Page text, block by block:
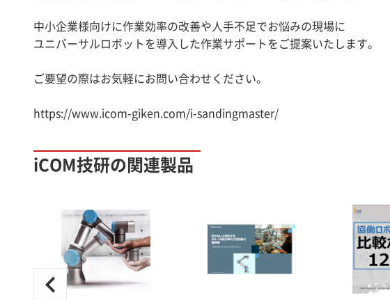
中小企業様向けに作業効率の改善や人手不足でお悩みの現場に
ユニバーサルロボットを導入した作業サポートをご提案いたします。
ご要望の際はお気軽にお問い合わせください。
iCOM技研の関連製品